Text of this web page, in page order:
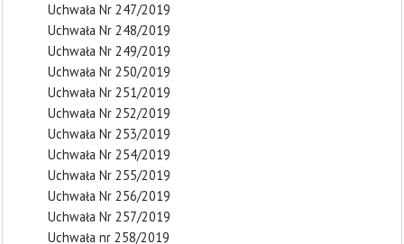
Uchwała Nr 247/2019
Uchwała Nr 248/2019
Uchwała Nr 249/2019
Uchwała Nr 250/2019
Uchwała Nr 251/2019
Uchwała Nr 252/2019
Uchwała Nr 253/2019
Uchwała Nr 254/2019
Uchwała Nr 255/2019
Uchwała Nr 256/2019
Uchwała Nr 257/2019
Uchwała nr 258/2019